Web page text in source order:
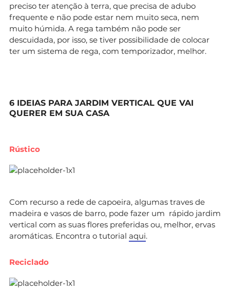
preciso ter atenção à terra, que precisa de adubo
frequente e não pode estar nem muito seca, nem
muito húmida. A rega também não pode ser
descuidada, por isso, se tiver possibilidade de colocar
ter um sistema de rega, com temporizador, melhor.
6 IDEIAS PARA JARDIM VERTICAL QUE VAI
QUERER EM SUA CASA
Rústico
Com recurso a rede de capoeira, algumas traves de
madeira e vasos de barro, pode fazer um rápido jardim
vertical com as suas flores preferidas ou, melhor, ervas
aromáticas. Encontra o tutorial aqui.
Reciclado